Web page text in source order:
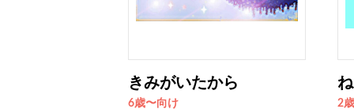
きみがいたから
6歳〜向け 2